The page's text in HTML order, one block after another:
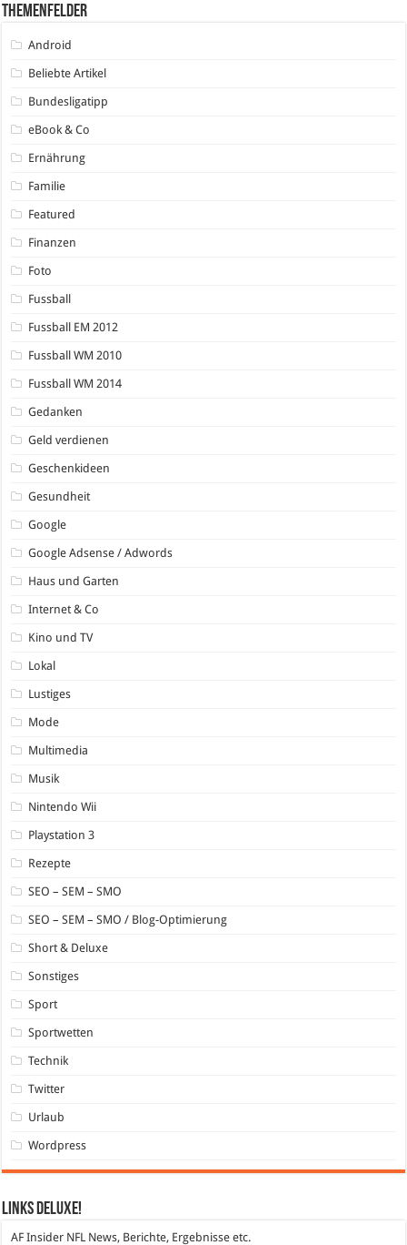
Themenfelder
Android
Beliebte Artikel
Bundesligatipp
eBook & Co
Ernährung
Familie
Featured
Finanzen
Foto
Fussball
Fussball EM 2012
Fussball WM 2010
Fussball WM 2014
Gedanken
Geld verdienen
Geschenkideen
Gesundheit
Google
Google Adsense / Adwords
Haus und Garten
Internet & Co
Kino und TV
Lokal
Lustiges
Mode
Multimedia
Musik
Nintendo Wii
Playstation 3
Rezepte
SEO – SEM – SMO
SEO – SEM – SMO / Blog-Optimierung
Short & Deluxe
Sonstiges
Sport
Sportwetten
Technik
Twitter
Urlaub
Wordpress
Links DeLuXe!
AF Insider NFL News, Berichte, Ergebnisse etc.